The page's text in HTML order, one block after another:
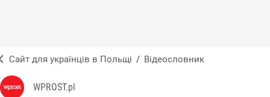
Сайт для українців в Польщі / Відеословник
WPROST.pl